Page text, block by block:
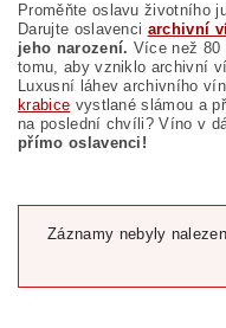
Proměňte oslavu životního
Darujte oslavenci archivní
jeho narození. Více než 80
tomu, aby vzniklo archivní
Luxusní láhev archivního
krabice vystlané slámou a
na poslední chvíli? Víno v
přímo oslavenci!
Záznamy nebyly